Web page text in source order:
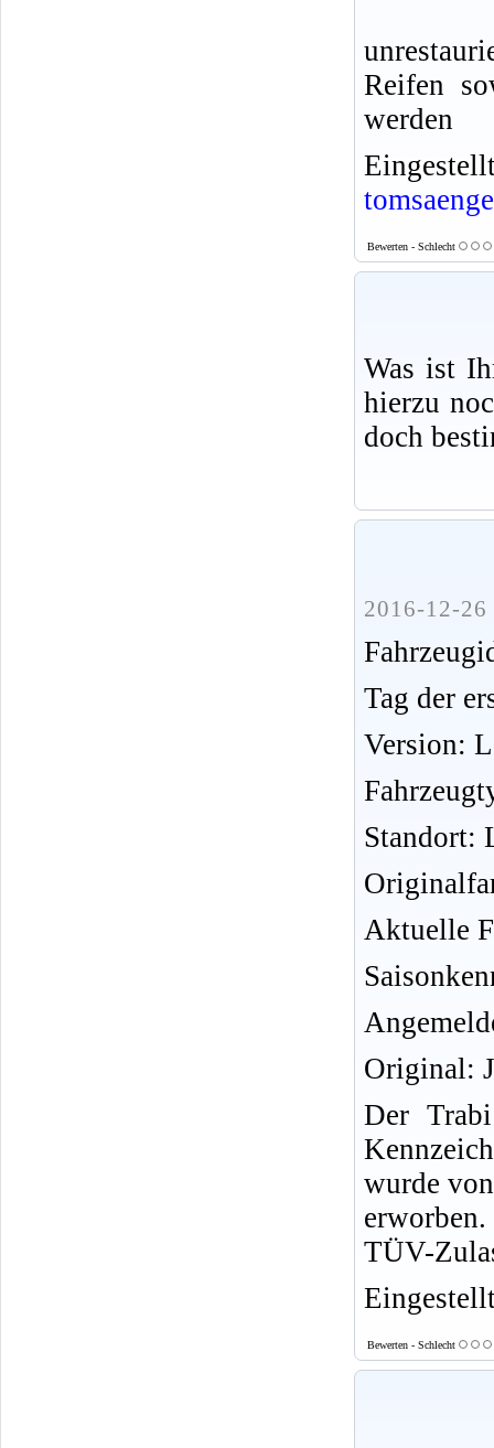
Reifen
werden
Bewerten - Schlecht
Was ist
hierzu
doch
2016-12-26
Tag der
Version:
Standort:
Aktuelle
Original:
Der
wurde
TÜV-
Bewerten - Schlecht